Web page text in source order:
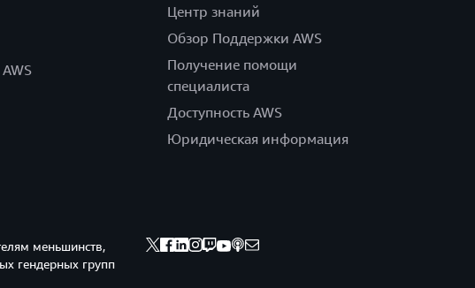
Центр знаний
Обзор Поддержки AWS
Получение помощи
специалиста
Доступность AWS
Юридическая информация
меньшинств,
гендерных групп